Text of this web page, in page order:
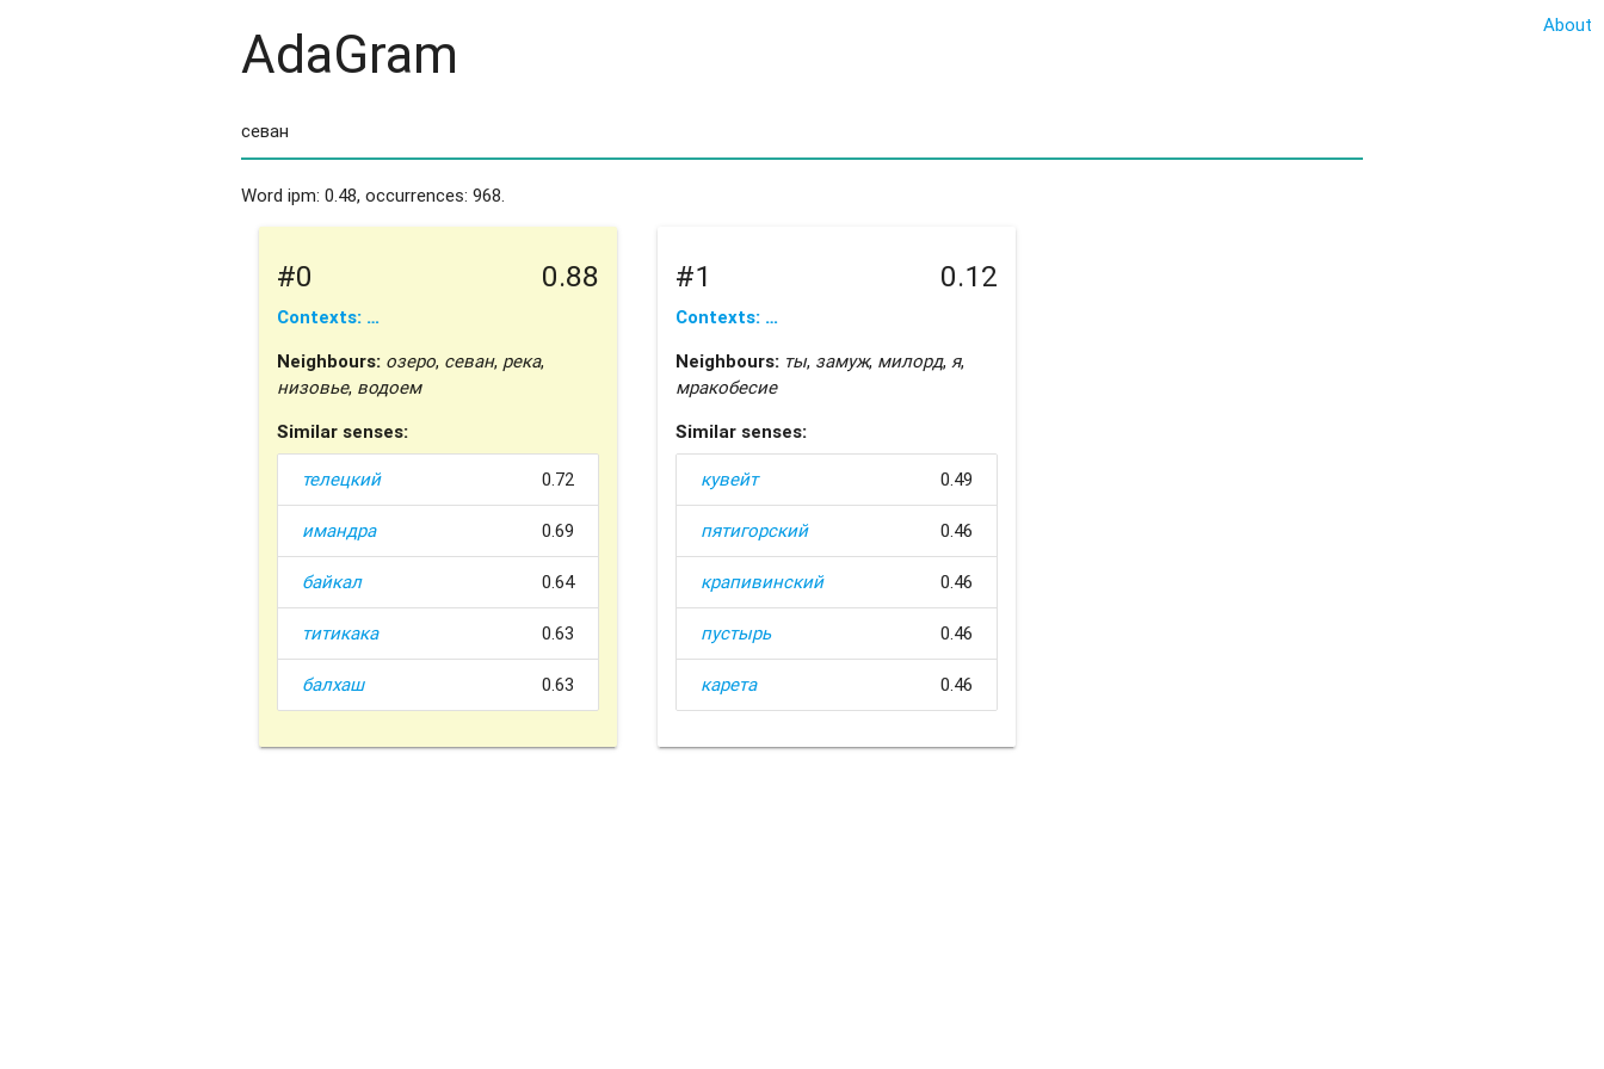
About
AdaGram
Word ipm: 0.48, occurrences: 968.
#0 0.88
Contexts: …
Neighbours: озеро, севан, река,
низовье, водоем
Similar senses:
телецкий 0.72
имандра 0.69
байкал 0.64
титикака 0.63
балхаш 0.63
#1 0.12
Contexts: …
Neighbours: ты, замуж, милорд, я,
мракобесие
Similar senses:
кувейт 0.49
пятигорский 0.46
крапивинский 0.46
пустырь 0.46
карета 0.46